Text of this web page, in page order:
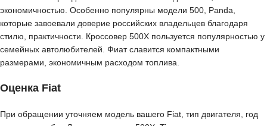
экономичностью. Особенно популярны модели 500, Panda,
которые завоевали доверие российских владельцев благодаря
стилю, практичности. Кроссовер 500X пользуется популярностью у
семейных автолюбителей. Фиат славится компактными
размерами, экономичным расходом топлива.
Оценка Fiat
При обращении уточняем модель вашего Fiat, тип двигателя, год